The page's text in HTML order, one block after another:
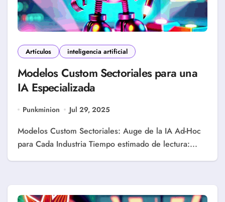
Artículos inteligencia artificial
Modelos Custom Sectoriales para una
IA Especializada
Punkminion Jul 29, 2025
Modelos Custom Sectoriales: Auge de la IA Ad-Hoc
para Cada Industria Tiempo estimado de lectura:...